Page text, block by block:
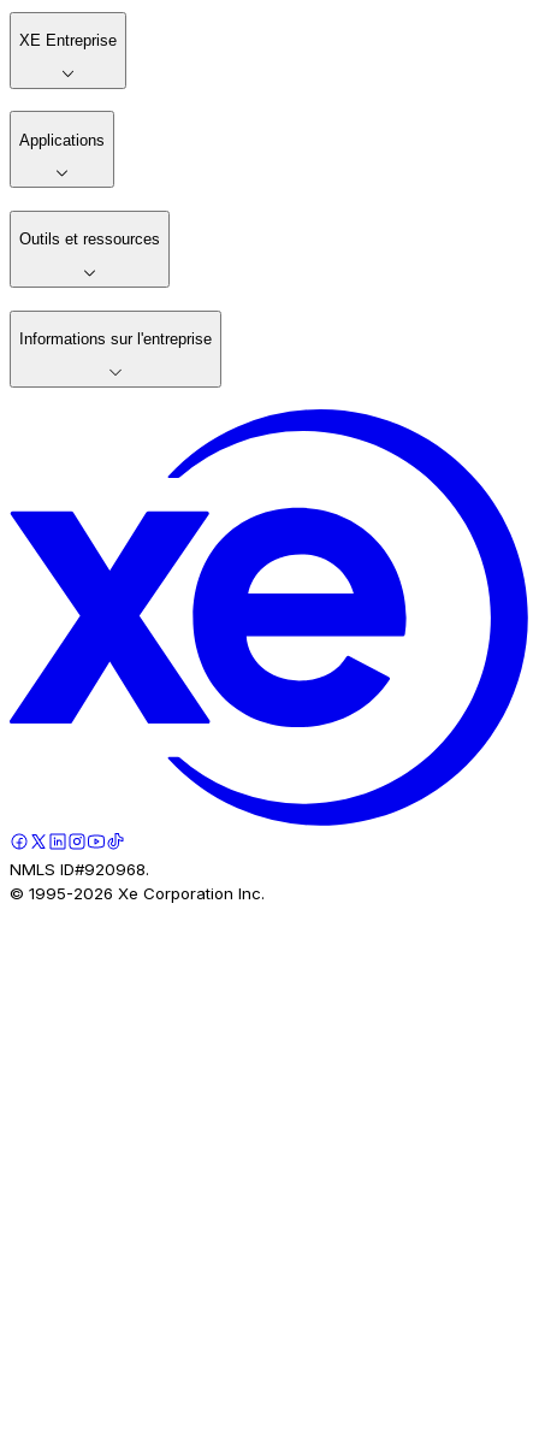
XE Entreprise
Applications
Outils et ressources
Informations sur l'entreprise
NMLS ID#920968.
© 1995-2026 Xe Corporation Inc.